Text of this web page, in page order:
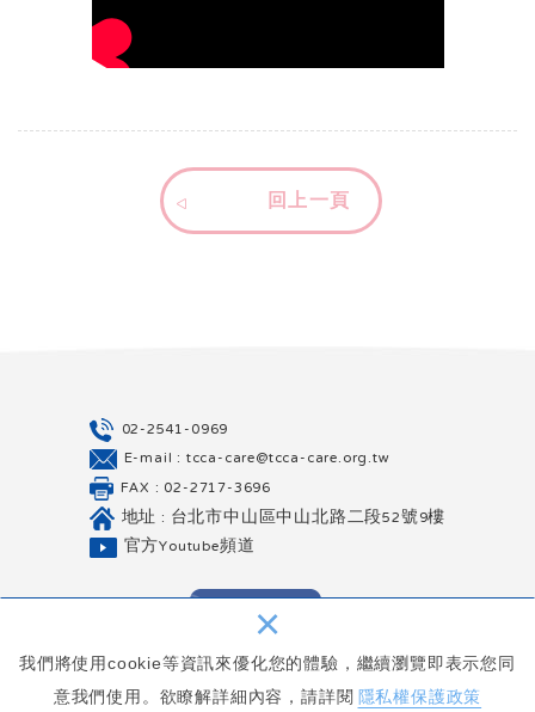
我們將使用cookie等資訊來優化您的體驗，繼續瀏覽即表示您同
意我們使用。欲瞭解詳細內容，請詳閱 隱私權保護政策
×
回上一頁
02-2541-0969
E-mail : tcca-care@tcca-care.org.tw
FAX : 02-2717-3696
地址 : 台北市中山區中山北路二段52號9樓
官方Youtube頻道